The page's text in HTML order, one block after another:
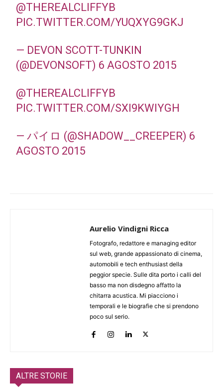
@THEREALCLIFFYB
PIC.TWITTER.COM/YUQXYG9GKJ
— DEVON SCOTT-TUNKIN
(@DEVONSOFT) 6 AGOSTO 2015
@THEREALCLIFFYB
PIC.TWITTER.COM/SXI9KWIYGH
— パイロ (@SHADOW__CREEPER) 6
AGOSTO 2015
Aurelio Vindigni Ricca
Fotografo, redattore e managing editor
sul web, grande appassionato di cinema,
automobili e tech enthusiast della
peggior specie. Sulle dita porto i calli del
basso ma non disdegno affatto la
chitarra acustica. Mi piacciono i
temporali e le biografie che si prendono
poco sul serio.
ALTRE STORIE